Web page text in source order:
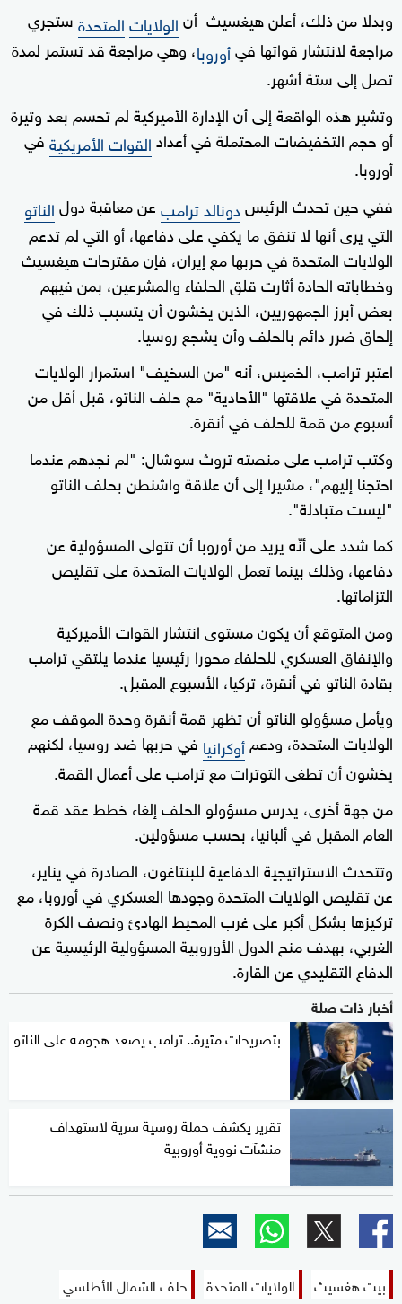
وبدلا من ذلك، أعلن هيغسيث أنالولاياتالمتحدةستجري
مراجعة لانتشار قواتها فيأوروبا، وهي مراجعة قد تستمر لمدة
تصل إلى ستة أشهر.
وتشير هذه الواقعة إلى أن الإدارة الأميركية لم تحسم بعد وتيرة
أو حجم التخفيضات المحتملة في أعدادالقوات الأمريكيةفي
أوروبا.
ففي حين تحدث الرئيسدونالد ترامبعن معاقبة دولالناتو
التي يرى أنها لا تنفق ما يكفي على دفاعها، أو التي لم تدعم
الولايات المتحدة في حربها مع إيران، فإن مقترحات هيغسيث
وخطاباته الحادة أثارت قلق الحلفاء والمشرعين، بمن فيهم
بعض أبرز الجمهوريين، الذين يخشون أن يتسبب ذلك في
إلحاق ضرر دائم بالحلف وأن يشجع روسيا.
اعتبر ترامب، الخميس، أنه "من السخيف" استمرار الولايات
المتحدة في علاقتها "الأحادية" مع حلف الناتو، قبل أقل من
أسبوع من قمة للحلف في أنقرة.
وكتب ترامب على منصته تروث سوشال: "لم نجدهم عندما
احتجنا إليهم"، مشيرا إلى أن علاقة واشنطن بحلف الناتو
"ليست متبادلة".
كما شدد على أنّه يريد من أوروبا أن تتولى المسؤولية عن
دفاعها، وذلك بينما تعمل الولايات المتحدة على تقليص
التزاماتها.
ومن المتوقع أن يكون مستوى انتشار القوات الأميركية
والإنفاق العسكري للحلفاء محورا رئيسيا عندما يلتقي ترامب
بقادة الناتو في أنقرة، تركيا، الأسبوع المقبل.
ويأمل مسؤولو الناتو أن تظهر قمة أنقرة وحدة الموقف مع
الولايات المتحدة، ودعمأوكرانيا في حربها ضد روسيا، لكنهم
يخشون أن تطغى التوترات مع ترامب على أعمال القمة.
من جهة أخرى، يدرس مسؤولو الحلف إلغاء خطط عقد قمة
العام المقبل في ألبانيا، بحسب مسؤولين.
وتتحدث الاستراتيجية الدفاعية للبنتاغون، الصادرة في يناير،
عن تقليص الولايات المتحدة وجودها العسكري في أوروبا، مع
تركيزها بشكل أكبر على غرب المحيط الهادئ ونصف الكرة
الغربي، بهدف منح الدول الأوروبية المسؤولية الرئيسية عن
الدفاع التقليدي عن القارة.
أخبار ذات صلة
بتصريحات مثيرة.. ترامب يصعد هجومه على الناتو
تقرير يكشف حملة روسية سرية لاستهداف
منشآت نووية أوروبية
بيت هغسيث الولايات المتحدة
حلف الشمال الأطلسي